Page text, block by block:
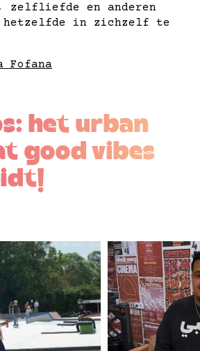
zelfliefde en anderen
hetzelfde in zichzelf te
Fofana
het urban
good vibes